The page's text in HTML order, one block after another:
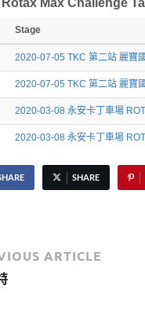
Stage
2020-07-05 TKC 第二站 麗寶
2020-07-05 TKC 第二站 麗寶
2020-03-08 永安卡丁車場
2020-03-08 永安卡丁車場
SHARE
ARTICLE